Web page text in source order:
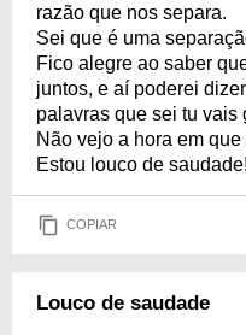
razão que nos separa.
Sei que é uma
Fico alegre ao saber
juntos, e aí poderei
palavras que sei tu vais
Não vejo a hora em
Estou louco de saudade!
COPIAR
Louco de saudade